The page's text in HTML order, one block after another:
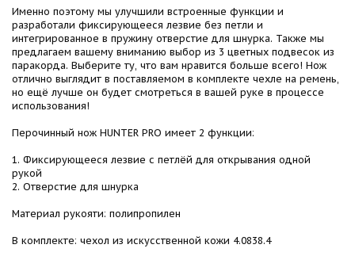
Именно поэтому мы улучшили встроенные функции и
разработали фиксирующееся лезвие без петли и
интегрированное в пружину отверстие для шнурка. Также мы
предлагаем вашему вниманию выбор из 3 цветных подвесок из
паракорда. Выберите ту, что вам нравится больше всего! Нож
отлично выглядит в поставляемом в комплекте чехле на ремень,
но ещё лучше он будет смотреться в вашей руке в процессе
использования!
Перочинный нож HUNTER PRO имеет 2 функции:
1. Фиксирующееся лезвие с петлёй для открывания одной
рукой
2. Отверстие для шнурка
Материал рукояти: полипропилен
В комплекте: чехол из искусственной кожи 4.0838.4